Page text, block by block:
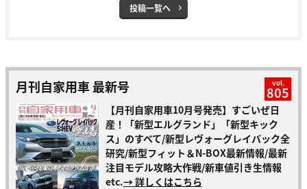
投稿一覧へ
月刊自家用車 最新号 vol.
805
【月刊自家用車10月号発売】すごいぜ日
産！「新型エルグランド」「新型キック
ス」のすべて/新型レヴォーグレイバック全
研究/新型フィット＆N-BOX最新情報/最新
注目モデル攻略大作戦/新車値引き生情報
etc.→ 詳しくはこちら